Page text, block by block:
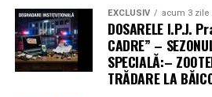
EXCLUSIV acum 3 zile
DOSARELE I.P.J.
CADRE” –
SPECIALĂ:–
TRĂDARE LA